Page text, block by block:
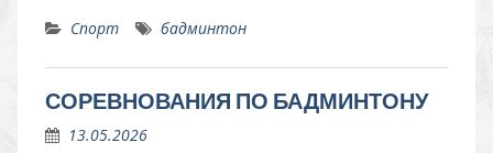
Спорт бадминтон
СОРЕВНОВАНИЯ ПО БАДМИНТОНУ
13.05.2026